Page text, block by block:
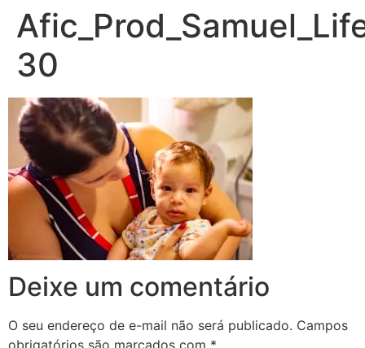
30
Deixe um comentário
O seu endereço de e-mail não será publicado. Campos